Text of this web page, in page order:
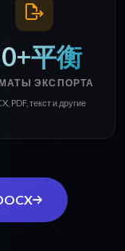
平衡
ЭКСПОРТА
PDF, текст и другие